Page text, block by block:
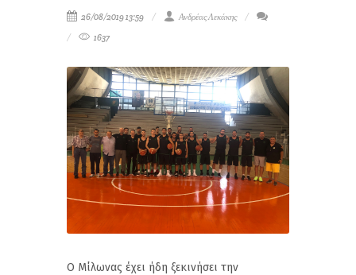
26/08/2019 13:59
Ανδρέας Λεκάκης
1637
Ο Μίλωνας έχει ήδη ξεκινήσει την